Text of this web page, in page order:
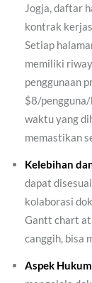
Jogja, daftar
kontrak
Setiap
memiliki
penggunaan
$8/
waktu yang
memastikan
Kelebihan
dapat
kolaborasi
Gantt chart
canggih, bisa
Aspek